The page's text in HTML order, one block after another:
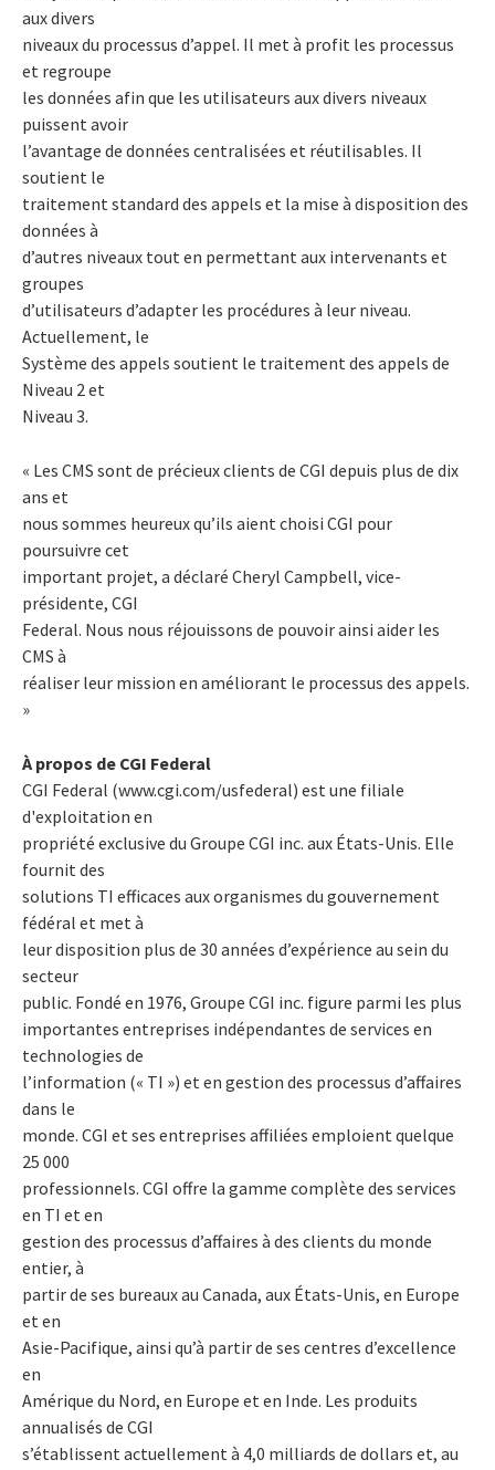
aux divers
niveaux du processus d’appel. Il met à profit les processus
et regroupe
les données afin que les utilisateurs aux divers niveaux
puissent avoir
l’avantage de données centralisées et réutilisables. Il
soutient le
traitement standard des appels et la mise à disposition des
données à
d’autres niveaux tout en permettant aux intervenants et
groupes
d’utilisateurs d’adapter les procédures à leur niveau.
Actuellement, le
Système des appels soutient le traitement des appels de
Niveau 2 et
Niveau 3.
« Les CMS sont de précieux clients de CGI depuis plus de dix
ans et
nous sommes heureux qu’ils aient choisi CGI pour
poursuivre cet
important projet, a déclaré Cheryl Campbell, vice-
présidente, CGI
Federal. Nous nous réjouissons de pouvoir ainsi aider les
CMS à
réaliser leur mission en améliorant le processus des appels.
»
À propos de CGI Federal
CGI Federal (www.cgi.com/usfederal) est une filiale
d'exploitation en
propriété exclusive du Groupe CGI inc. aux États-Unis. Elle
fournit des
solutions TI efficaces aux organismes du gouvernement
fédéral et met à
leur disposition plus de 30 années d’expérience au sein du
secteur
public. Fondé en 1976, Groupe CGI inc. figure parmi les plus
importantes entreprises indépendantes de services en
technologies de
l’information (« TI ») et en gestion des processus d’affaires
dans le
monde. CGI et ses entreprises affiliées emploient quelque
25 000
professionnels. CGI offre la gamme complète des services
en TI et en
gestion des processus d’affaires à des clients du monde
entier, à
partir de ses bureaux au Canada, aux États-Unis, en Europe
et en
Asie-Pacifique, ainsi qu’à partir de ses centres d’excellence
en
Amérique du Nord, en Europe et en Inde. Les produits
annualisés de CGI
s’établissent actuellement à 4,0 milliards de dollars et, au